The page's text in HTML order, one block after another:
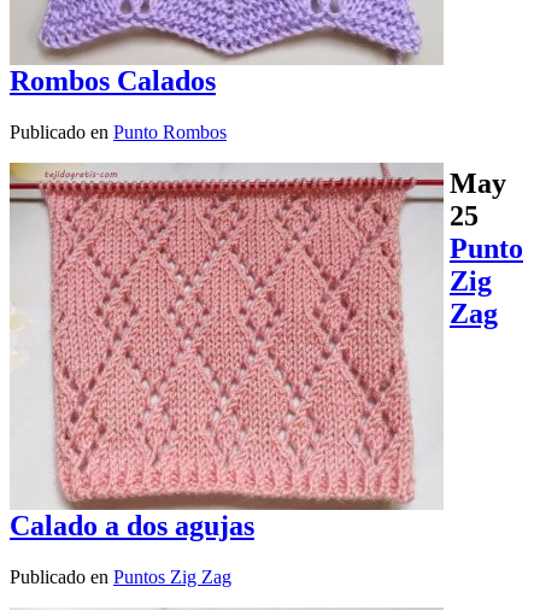
Rombos Calados
Publicado en Punto Rombos
May
25
Punto
Zig
Zag
Calado a dos agujas
Publicado en Puntos Zig Zag